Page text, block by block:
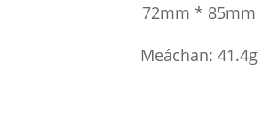
72mm * 85mm
Meáchan: 41.4g